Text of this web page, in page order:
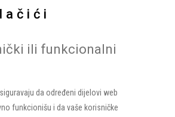
ili funkcionalni
da određeni dijelovi web
funkcionišu i da vaše korisničke